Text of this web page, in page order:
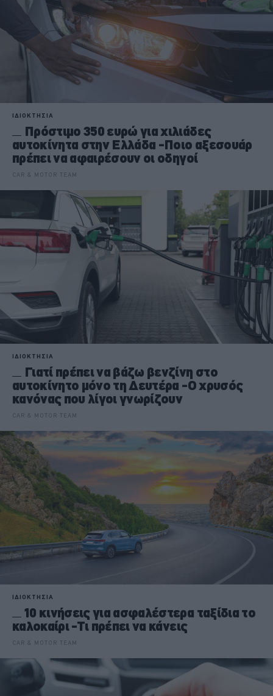
ΙΔΙΟΚΤΗΣΙΑ
Πρόστιμο 350 ευρώ για χιλιάδες
αυτοκίνητα στην Ελλάδα -Ποιο αξεσουάρ
πρέπει να αφαιρέσουν οι οδηγοί
CAR & MOTOR TEAM
ΙΔΙΟΚΤΗΣΙΑ
Γιατί πρέπει να βάζω βενζίνη στο
αυτοκίνητο μόνο τη Δευτέρα -Ο χρυσός
κανόνας που λίγοι γνωρίζουν
CAR & MOTOR TEAM
ΙΔΙΟΚΤΗΣΙΑ
10 κινήσεις για ασφαλέστερα ταξίδια το
καλοκαίρι -Τι πρέπει να κάνεις
CAR & MOTOR TEAM